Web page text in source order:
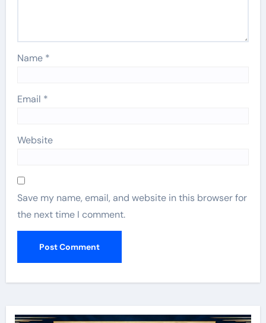
Name *
Email *
Website
Save my name, email, and website in this browser for
the next time I comment.